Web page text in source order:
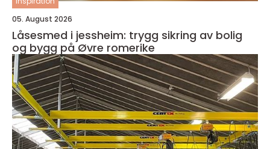
05. August 2026
Låsesmed i jessheim: trygg sikring av bolig
og bygg på Øvre romerike